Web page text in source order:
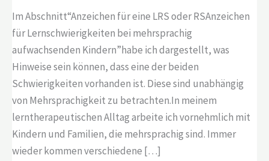
Im Abschnitt“Anzeichen für eine LRS oder RSAnzeichen
für Lernschwierigkeiten bei mehrsprachig
aufwachsenden Kindern”habe ich dargestellt, was
Hinweise sein können, dass eine der beiden
Schwierigkeiten vorhanden ist. Diese sind unabhängig
von Mehrsprachigkeit zu betrachten.In meinem
lerntherapeutischen Alltag arbeite ich vornehmlich mit
Kindern und Familien, die mehrsprachig sind. Immer
wieder kommen verschiedene […]